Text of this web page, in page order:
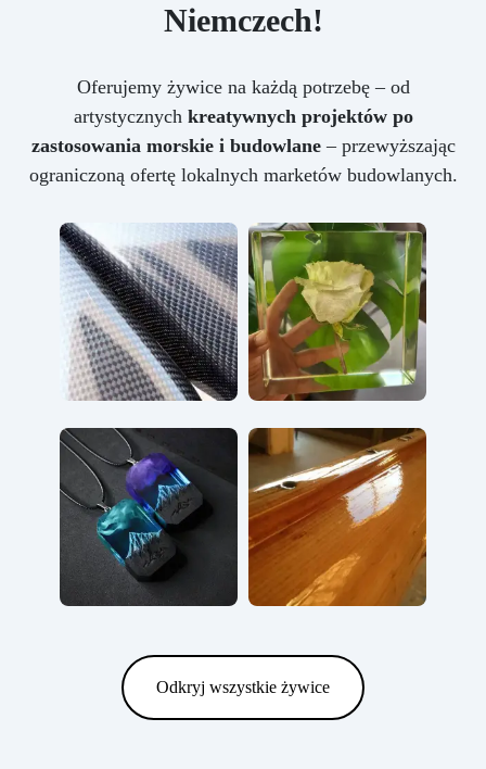
Niemczech!
Oferujemy żywice na każdą potrzebę – od
artystycznych kreatywnych projektów po
zastosowania morskie i budowlane– przewyższając
ograniczoną ofertę lokalnych marketów budowlanych.
Odkryj wszystkie żywice